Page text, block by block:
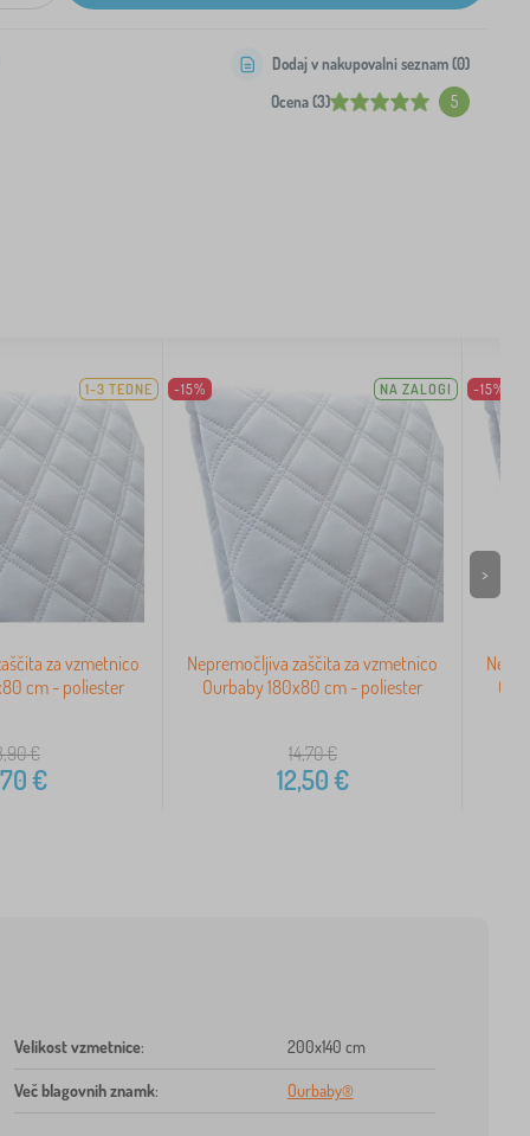
Ocena (3) 5
Dodaj v nakupovalni seznam (0)
1-3 TEDNE
za vzmetnico
cm - poliester
€
€
-15% NA ZALOGI
Nepremočljiva zaščita za vzmetnico
Ourbaby 180x80 cm - poliester
14,70€
12,50€
-15%
>
Velikost vzmetnice: 200x140 cm
Več blagovnih znamk: Ourbaby®